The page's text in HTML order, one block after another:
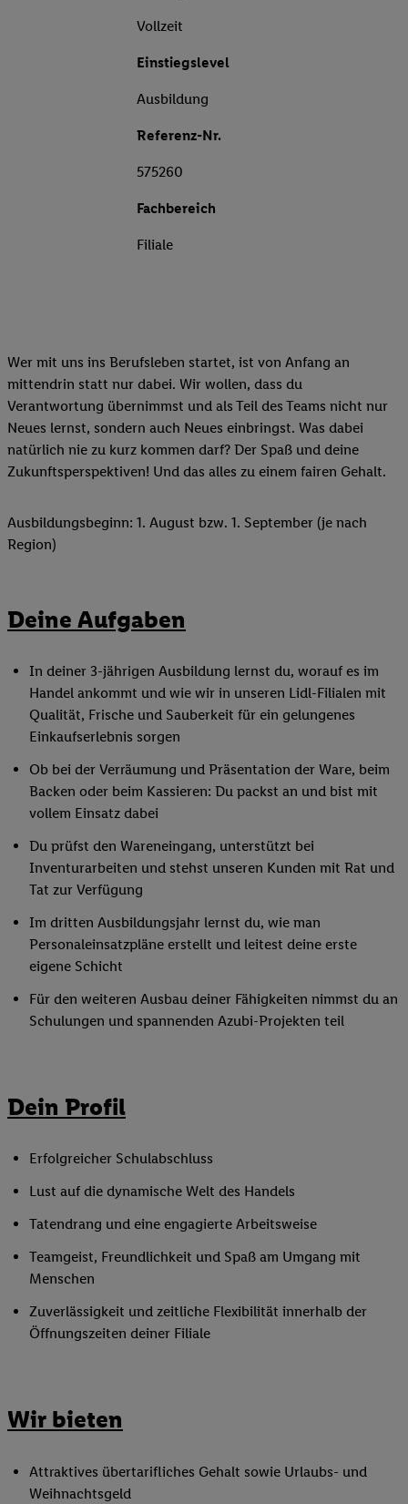
Vollzeit
Einstiegslevel
Ausbildung
Referenz-Nr.
575260
Fachbereich
Filiale
Wer mit uns ins Berufsleben startet, ist von Anfang an
mittendrin statt nur dabei. Wir wollen, dass du
Verantwortung übernimmst und als Teil des Teams nicht nur
Neues lernst, sondern auch Neues einbringst. Was dabei
natürlich nie zu kurz kommen darf? Der Spaß und deine
Zukunftsperspektiven! Und das alles zu einem fairen Gehalt.
Ausbildungsbeginn: 1. August bzw. 1. September (je nach
Region)
Deine Aufgaben
In deiner 3-jährigen Ausbildung lernst du, worauf es im
Handel ankommt und wie wir in unseren Lidl-Filialen mit
Qualität, Frische und Sauberkeit für ein gelungenes
Einkaufserlebnis sorgen
Ob bei der Verräumung und Präsentation der Ware, beim
Backen oder beim Kassieren: Du packst an und bist mit
vollem Einsatz dabei
Du prüfst den Wareneingang, unterstützt bei
Inventurarbeiten und stehst unseren Kunden mit Rat und
Tat zur Verfügung
Im dritten Ausbildungsjahr lernst du, wie man
Personaleinsatzpläne erstellt und leitest deine erste
eigene Schicht
Für den weiteren Ausbau deiner Fähigkeiten nimmst du an
Schulungen und spannenden Azubi-Projekten teil
Dein Profil
Erfolgreicher Schulabschluss
Lust auf die dynamische Welt des Handels
Tatendrang und eine engagierte Arbeitsweise
Teamgeist, Freundlichkeit und Spaß am Umgang mit
Menschen
Zuverlässigkeit und zeitliche Flexibilität innerhalb der
Öffnungszeiten deiner Filiale
Wir bieten
Attraktives übertarifliches Gehalt sowie Urlaubs- und
Weihnachtsgeld